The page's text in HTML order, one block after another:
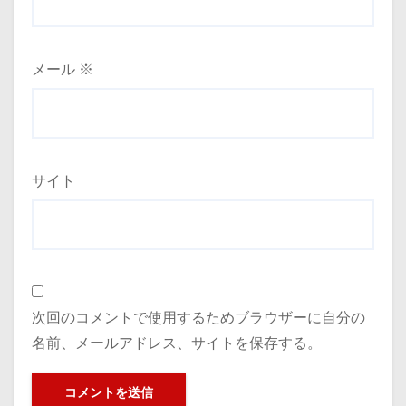
メール ※
サイト
次回のコメントで使用するためブラウザーに自分の
名前、メールアドレス、サイトを保存する。